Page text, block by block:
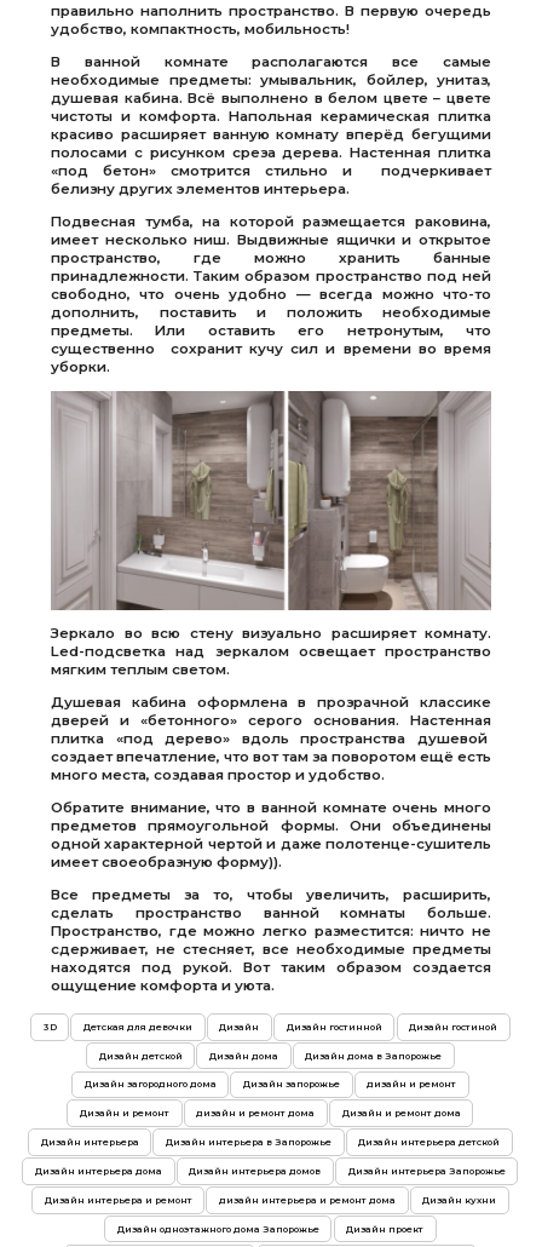
правильно наполнить пространство. В первую очередь
удобство, компактность, мобильность!
В ванной комнате располагаются все самые
необходимые предметы: умывальник, бойлер, унитаз,
душевая кабина. Всё выполнено в белом цвете – цвете
чистоты и комфорта. Напольная керамическая плитка
красиво расширяет ванную комнату вперёд бегущими
полосами с рисунком среза дерева. Настенная плитка
«под бетон» смотрится стильно и подчеркивает
белизну других элементов интерьера.
Подвесная тумба, на которой размещается раковина,
имеет несколько ниш. Выдвижные ящички и открытое
пространство, где можно хранить банные
принадлежности. Таким образом пространство под ней
свободно, что очень удобно — всегда можно что-то
дополнить, поставить и положить необходимые
предметы. Или оставить его нетронутым, что
существенно сохранит кучу сил и времени во время
уборки.
Зеркало во всю стену визуально расширяет комнату.
Led-подсветка над зеркалом освещает пространство
мягким теплым светом.
Душевая кабина оформлена в прозрачной классике
дверей и «бетонного» серого основания. Настенная
плитка «под дерево» вдоль пространства душевой
создает впечатление, что вот там за поворотом ещё есть
много места, создавая простор и удобство.
Обратите внимание, что в ванной комнате очень много
предметов прямоугольной формы. Они объединены
одной характерной чертой и даже полотенце-сушитель
имеет своеобразную форму)).
Все предметы за то, чтобы увеличить, расширить,
сделать пространство ванной комнаты больше.
Пространство, где можно легко разместится: ничто не
сдерживает, не стесняет, все необходимые предметы
находятся под рукой. Вот таким образом создается
ощущение комфорта и уюта.
3D Детская для девочки Дизайн Дизайн гостинной Дизайн гостиной
Дизайн детской Дизайн дома Дизайн дома в Запорожье
Дизайн загородного дома Дизайн запорожье дизайн и ремонт
Дизайн и ремонт дизайн и ремонт дома Дизайн и ремонт дома
Дизайн интерьера Дизайн интерьера в Запорожье Дизайн интерьера детской
Дизайн интерьера дома Дизайн интерьера домов Дизайн интерьера Запорожье
Дизайн интерьера и ремонт дизайн интерьера и ремонт дома Дизайн кухни
Дизайн одноэтажного дома Запорожье Дизайн проект